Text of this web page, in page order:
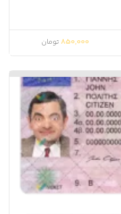
850,000 تومان